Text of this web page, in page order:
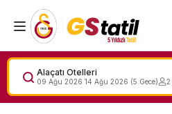
Yurt İçi Oteller
Temalı Oteller
Alaçatı Otelleri
09 Ağu 2026 14 Ağu 2026 (5 Gece) 2